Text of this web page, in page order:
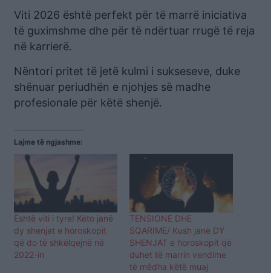
Viti 2026 është perfekt për të marrë iniciativa
të guximshme dhe për të ndërtuar rrugë të reja
në karrierë.
Nëntori pritet të jetë kulmi i sukseseve, duke
shënuar periudhën e njohjes së madhe
profesionale për këtë shenjë.
Lajme të ngjashme:
Është viti i tyre! Këto janë
dy shenjat e horoskopit
që do të shkëlqejnë në
2022-in
TENSIONE DHE
SQARIME/ Kush janë DY
SHENJAT e horoskopit që
duhet të marrin vendime
të mëdha këtë muaj